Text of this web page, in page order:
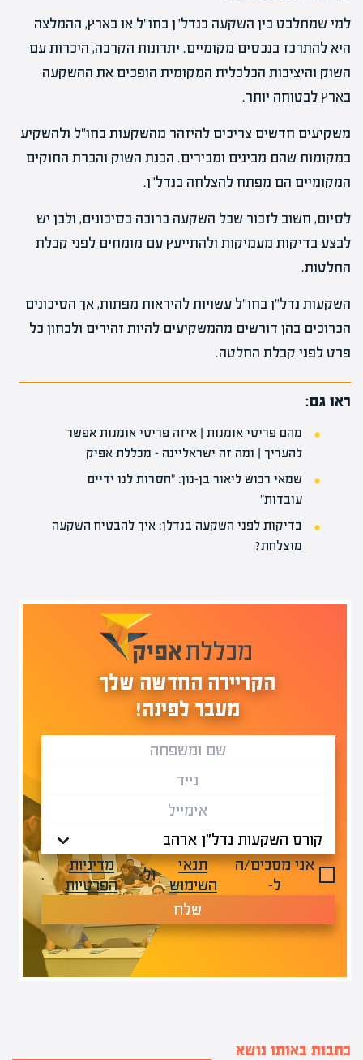
למי שמתלבט בין השקעה בנדל"ן בחו"ל או בארץ, ההמלצה
היא להתרכז בנכסים מקומיים. יתרונות הקרבה, היכרות עם
השוק והיציבות הכלכלית המקומית הופכים את ההשקעה
בארץ לבטוחה יותר.
משקיעים חדשים צריכים להיזהר מהשקעות בחו"ל ולהשקיע
במקומות שהם מבינים ומכירים. הבנת השוק והכרת החוקים
המקומיים הם מפתח להצלחה בנדל"ן.
לסיום, חשוב לזכור שכל השקעה כרוכה בסיכונים, ולכן יש
לבצע בדיקות מעמיקות ולהתייעץ עם מומחים לפני קבלת
החלטות.
השקעות נדל"ן בחו"ל עשויות להיראות מפתות, אך הסיכונים
הכרוכים בהן דורשים מהמשקיעים להיות זהירים ולבחון כל
פרט לפני קבלת החלטה.
ראו גם:
מהם פריטי אומנות | איזה פריטי אומנות אפשר
להעריך | ומה זה ישראליינה – מכללת אפיק
שמאי רכוש ליאור בן-נון: "חסרות לנו ידיים
עובדות"
בדיקות לפני השקעה בנדלן: איך להבטיח השקעה
מוצלחת?
הקריירה החדשה שלך
מעבר לפינה!
אני מסכים/ה
ל-
תנאי
השימוש
ול-
מדיניות
הפרטיות
.
שלח
כתבות באותו נושא